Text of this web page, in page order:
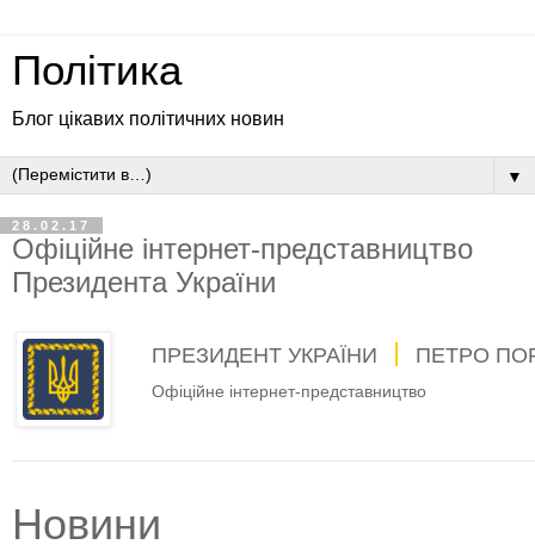
Політика
Блог цікавих політичних новин
▼
28.02.17
Офіційне інтернет-представництво
Президента України
ПРЕЗИДЕНТ УКРАЇНИ ПЕТРО
Офіційне інтернет-представництво
Новини